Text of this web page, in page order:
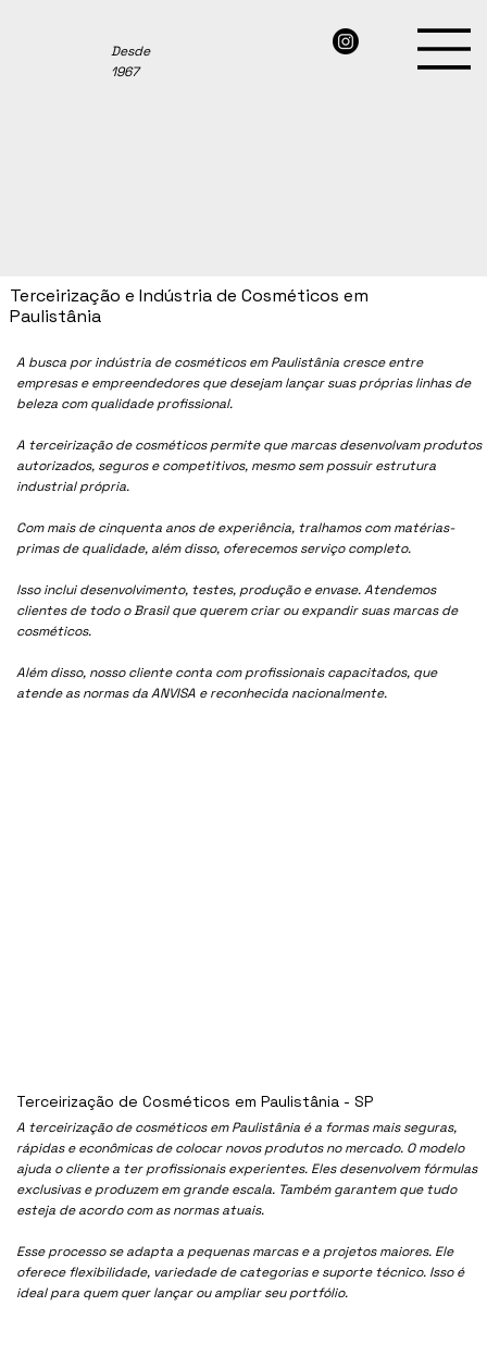
Desde
1967
A busca por indústria de cosméticos emPaulistânia cresce entre
empresas e empreendedores que desejam lançar suas próprias linhas de
beleza com qualidade profissional.
A terceirização de cosméticos permite que marcas desenvolvam produtos
autorizados, seguros e competitivos, mesmo sem possuir estrutura
industrial própria.
Com mais de cinquenta anos de experiência, tralhamos com matérias-
primas de qualidade, além disso, oferecemos serviço completo.
Isso inclui desenvolvimento, testes, produção e envase. Atendemos
clientes de todo o Brasil que querem criar ou expandir suas marcas de
cosméticos.
Além disso, nosso cliente conta com profissionais capacitados, que
atende as normas da ANVISA e reconhecida nacionalmente.
A terceirização de cosméticos em Paulistânia é a formas mais seguras,
rápidas e econômicas de colocar novos produtos no mercado. O modelo
ajuda o cliente a ter profissionais experientes. Eles desenvolvem fórmulas
exclusivas e produzem em grande escala. Também garantem que tudo
esteja de acordo com as normas atuais.
Esse processo se adapta a pequenas marcas e a projetos maiores. Ele
oferece flexibilidade, variedade de categorias e suporte técnico. Isso é
ideal para quem quer lançar ou ampliar seu portfólio.
Terceirização e Indústria de Cosméticos em
Paulistânia
Terceirização de Cosméticos em Paulistânia - SP